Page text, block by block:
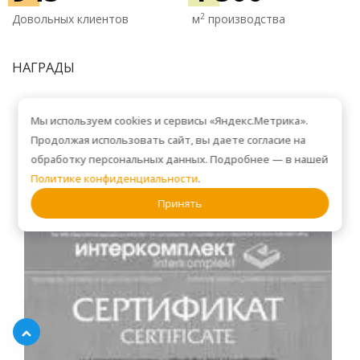
Довольных клиентов м2 производства
НАГРАДЫ
Мы используем cookies и сервисы «Яндекс.Метрика».
Продолжая использовать сайт, вы даете согласие на
обработку персональных данных. Подробнее — в нашей
Политике конфиденциальности.
Принять